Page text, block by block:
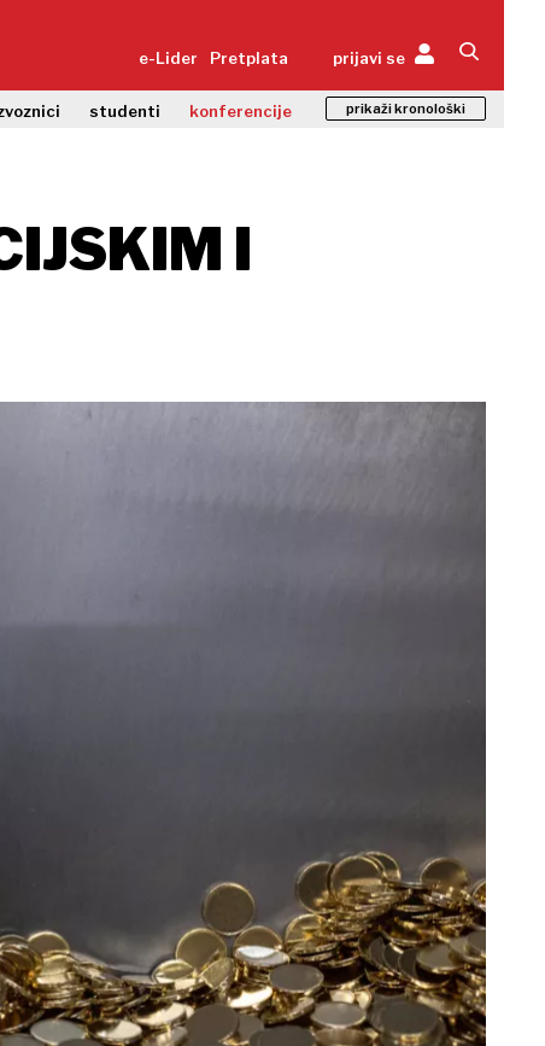
e-Lider Pretplata prijavi se
studenti konferencije prikaži kronološki
I